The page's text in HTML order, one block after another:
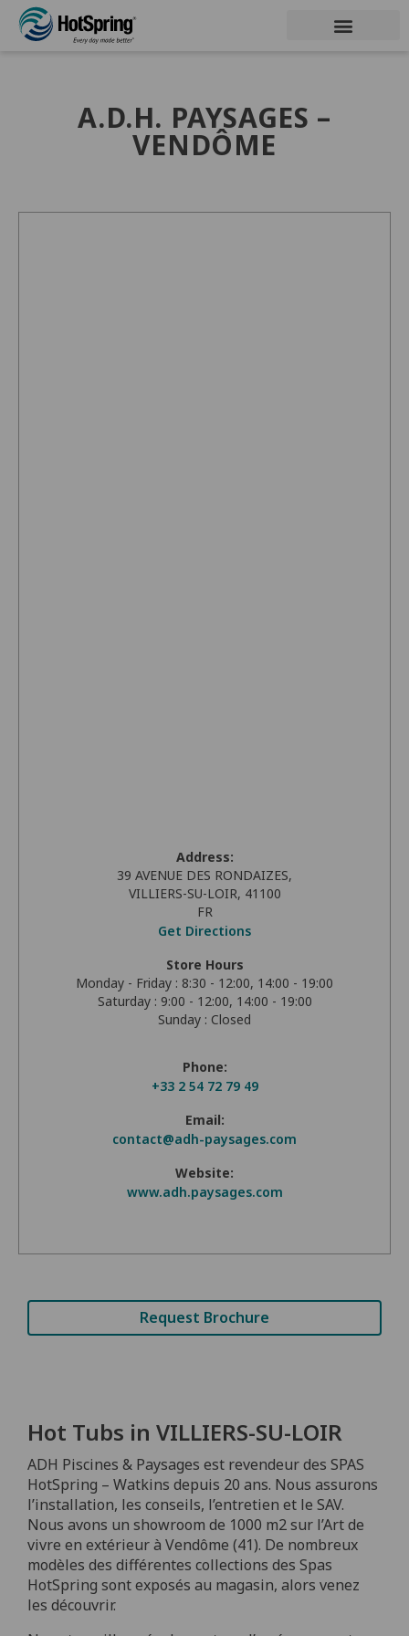
A.D.H. PAYSAGES –
VENDÔME
Address:
39 AVENUE DES RONDAIZES,
VILLIERS-SU-LOIR, 41100
FR
Get Directions
Store Hours
Monday - Friday : 8:30 - 12:00, 14:00 - 19:00
Saturday : 9:00 - 12:00, 14:00 - 19:00
Sunday : Closed
Phone:
+33 2 54 72 79 49
Email:
contact@adh-paysages.com
Website:
www.adh.paysages.com
Request Brochure
Hot Tubs in VILLIERS-SU-LOIR
ADH Piscines & Paysages est revendeur des SPAS
HotSpring – Watkins depuis 20 ans. Nous assurons
l’installation, les conseils, l’entretien et le SAV.
Nous avons un showroom de 1000 m2 sur l’Art de
vivre en extérieur à Vendôme (41). De nombreux
modèles des différentes collections des Spas
HotSpring sont exposés au magasin, alors venez
les découvrir.